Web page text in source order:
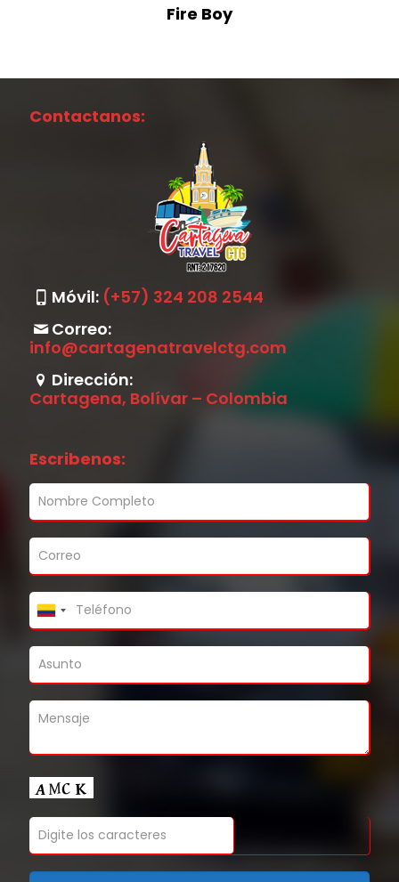
Fire Boy
Contactanos:
Móvil: (+57) 324 208 2544
Correo:
info@cartagenatravelctg.com
Dirección:
Cartagena, Bolívar – Colombia
Escribenos: